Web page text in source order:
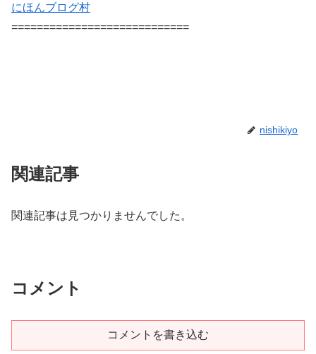
にほんブログ村
============================
nishikiyo
関連記事
関連記事は見つかりませんでした。
コメント
コメントを書き込む